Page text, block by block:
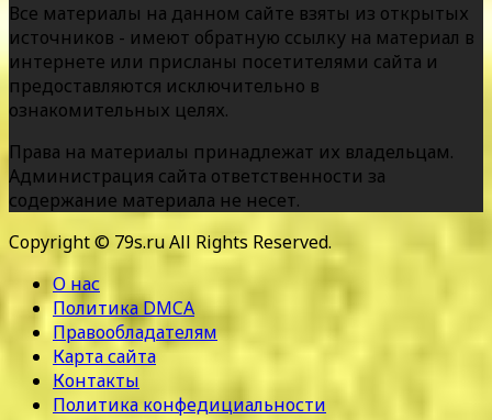
Все материалы на данном сайте взяты из открытых
источников - имеют обратную ссылку на материал в
интернете или присланы посетителями сайта и
предоставляются исключительно в
ознакомительных целях.
Права на материалы принадлежат их владельцам.
Администрация сайта ответственности за
содержание материала не несет.
Copyright © 79s.ru All Rights Reserved.
О нас
Политика DMCA
Правообладателям
Карта сайта
Контакты
Политика конфедициальности